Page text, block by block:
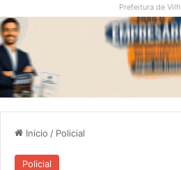
Prefeitura de
Inicio / Policial
Policial